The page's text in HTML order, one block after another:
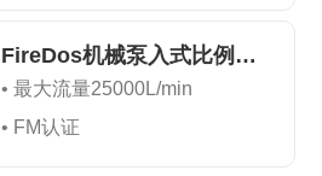
FireDos机械泵入式比例混合器
• 最大流量25000L/min
• FM认证